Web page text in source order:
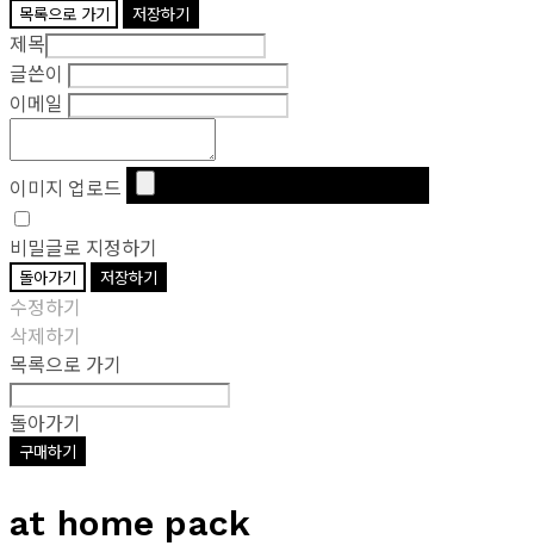
목록으로 가기 저장하기
제목
글쓴이
이메일
이미지 업로드
비밀글로 지정하기
돌아가기 저장하기
수정하기
삭제하기
목록으로 가기
돌아가기
구매하기
at home pack